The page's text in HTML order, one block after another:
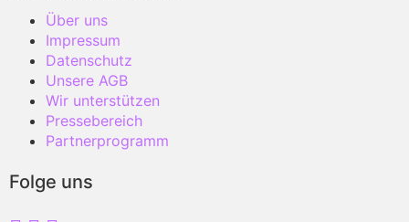
Über uns
Impressum
Datenschutz
Unsere AGB
Wir unterstützen
Pressebereich
Partnerprogramm
Folge uns